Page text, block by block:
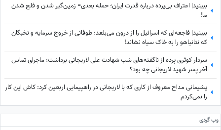
ببینید| اعتراف بی‌پرده درباره قدرت ایران؛ حمله بعدی= زمین‌گیر شدن و فلج شدن
ما!
ببینید| فاجعه‌ای که اسرائیل را از درون می‌بلعد؛ طوفانی از خروج سرمایه و نخبگان
که نتانیاهو را به خاک سیاه نشاند!
سردار کوثری پرده از ناگفته‌های شب شهادت علی لاریجانی برداشت؛ ماجرای تماس
آخر پسر شهید لاریجانی چه بود؟
پشیمانی مداح معروف از کاری که با لاریجانی در راهپیمایی اربعین کرد: کاش این کار
را نمی‌کردم
وب گردی